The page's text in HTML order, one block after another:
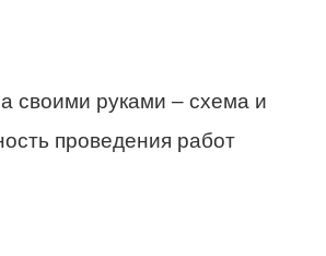
своими руками – схема и
проведения работ